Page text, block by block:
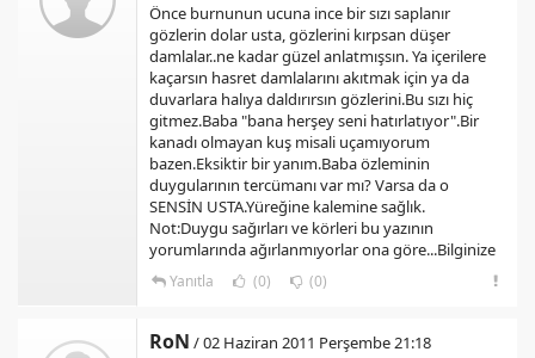
Önce burnunun ucuna ince bir sızı saplanır
gözlerin dolar usta, gözlerini kırpsan düşer
damlalar..ne kadar güzel anlatmışsın. Ya içerilere
kaçarsın hasret damlalarını akıtmak için ya da
duvarlara halıya daldırırsın gözlerini.Bu sızı hiç
gitmez.Baba "bana herşey seni hatırlatıyor".Bir
kanadı olmayan kuş misali uçamıyorum
bazen.Eksiktir bir yanım.Baba özleminin
duygularının tercümanı var mı? Varsa da o
SENSİN USTA.Yüreğine kalemine sağlık.
Not:Duygu sağırları ve körleri bu yazının
yorumlarında ağırlanmıyorlar ona göre...Bilginize
Yanıtla (0) (0)
RoN / 02 Haziran 2011 Perşembe 21:18